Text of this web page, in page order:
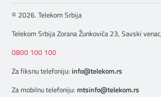
© 2026. Telekom Srbija
Telekom Srbija Zorana Žunkovića 23, Savski
0800 100 100
Za fiksnu telefoniju: info@telekom.rs
Za mobilnu telefoniju: mtsinfo@telekom.rs